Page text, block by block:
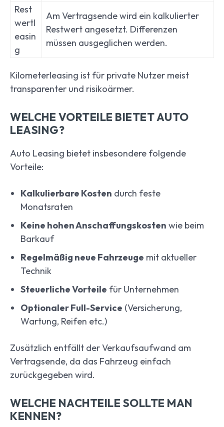
Rest
wertl
easin
g
Am Vertragsende wird ein kalkulierter
Restwert angesetzt. Differenzen
müssen ausgeglichen werden.
Kilometerleasing ist für private Nutzer meist
transparenter und risikoärmer.
WELCHE VORTEILE BIETET AUTO
LEASING?
Auto Leasing bietet insbesondere folgende
Vorteile:
Kalkulierbare Kosten durch feste
Monatsraten
Keine hohen Anschaffungskosten wie beim
Barkauf
Regelmäßig neue Fahrzeuge mit aktueller
Technik
Steuerliche Vorteile für Unternehmen
Optionaler Full-Service (Versicherung,
Wartung, Reifen etc.)
Zusätzlich entfällt der Verkaufsaufwand am
Vertragsende, da das Fahrzeug einfach
zurückgegeben wird.
WELCHE NACHTEILE SOLLTE MAN
KENNEN?